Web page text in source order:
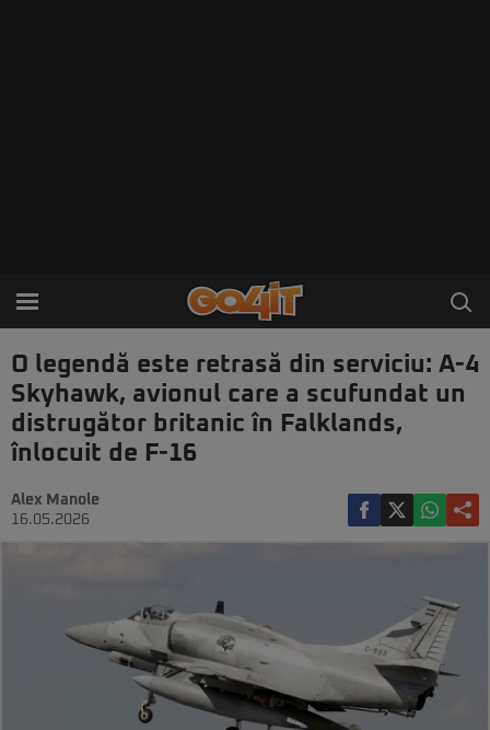
O legendă este retrasă din serviciu: A-4
Skyhawk, avionul care a scufundat un
distrugător britanic în Falklands,
înlocuit de F-16
Alex Manole
16.05.2026